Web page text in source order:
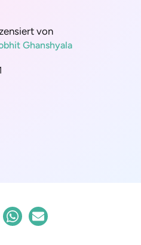
von
Ghanshyala